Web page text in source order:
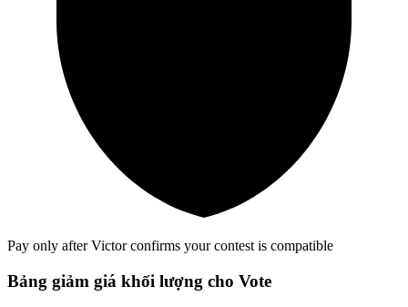
Pay only after Victor confirms your contest is compatible
Bảng giảm giá khối lượng cho Vote